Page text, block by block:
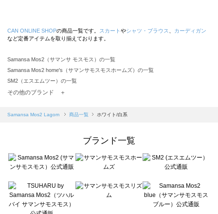
CAN ONLINE SHOPの商品一覧です。 スカート やシャツ・ブラウス
カーディガン
など定番アイテムを取り揃えております。
Samansa Mos2（サマンサ モスモス）の一覧
Samansa Mos2 home's（サマンサモスモスホームズ）の一覧
SM2（エスエムツー）の一覧
TSUHARU by Samansa Mos2（ツハルバイサマンサモスモス）の一覧
Samansa Mos2 blue（サマンサモスモス ブルー）の一覧
Te chichi（テチチ）の一覧
Te chichi CLASSIC（テチチ クラシック）の一覧
Lugnoncure（ルノンキュール）の一覧
BETTY'S BLUE（べティーズブルー）の一覧
Wpc.（ワールドパーティー）の一覧
その他のブランド ＋
Samansa Mos2 Lagom 商品一覧 ホワイト/白系
ブランド一覧